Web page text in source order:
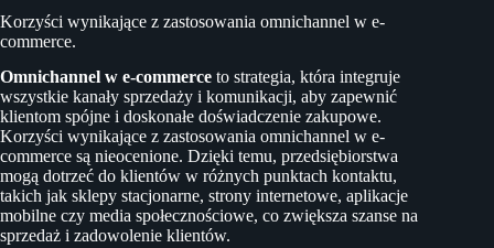
Korzyści wynikające z zastosowania omnichannel w e-
commerce.
Omnichannel w e-commerce to strategia, która integruje
wszystkie kanały sprzedaży i komunikacji, aby zapewnić
klientom spójne i doskonałe doświadczenie zakupowe.
Korzyści wynikające z zastosowania omnichannel w e-
commerce są nieocenione. Dzięki temu, przedsiębiorstwa
mogą dotrzeć do klientów w różnych punktach kontaktu,
takich jak sklepy stacjonarne, strony internetowe, aplikacje
mobilne czy media społecznościowe, co zwiększa szanse na
sprzedaż i zadowolenie klientów.